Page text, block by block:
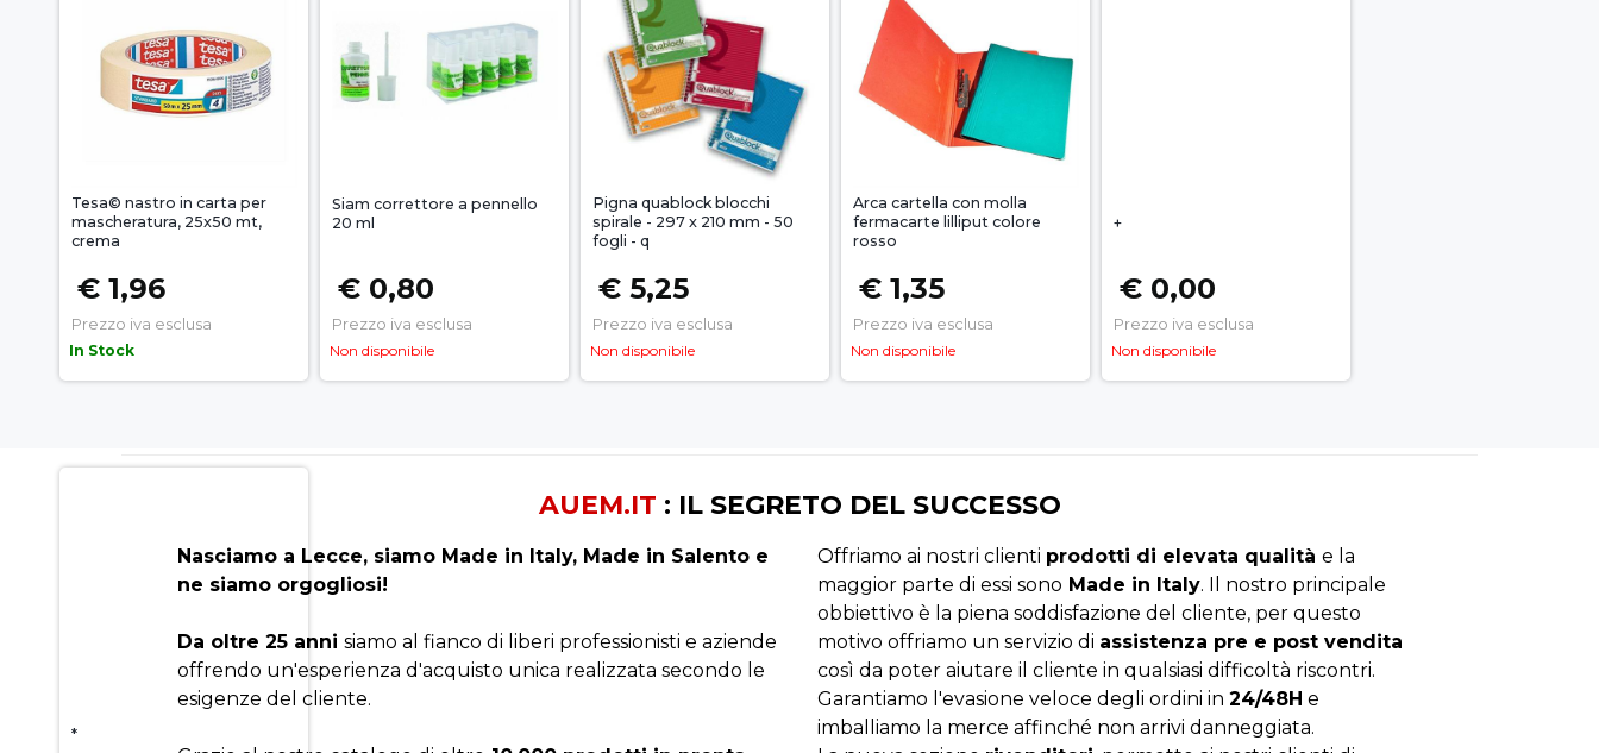
Tesa© nastro in carta per
mascheratura, 25x50 mt,
crema
€ 1,96
Prezzo iva esclusa
In Stock
Siam correttore a pennello
20 ml
€ 0,80
Prezzo iva esclusa
Non disponibile
Pigna quablock blocchi
spirale - 297 x 210 mm - 50
fogli - q
€ 5,25
Prezzo iva esclusa
Non disponibile
Arca cartella con molla
fermacarte lilliput colore
rosso
€ 1,35
Prezzo iva esclusa
Non disponibile
+
€ 0,00
Prezzo iva esclusa
Non disponibile
*
AUEM.IT : IL SEGRETO DEL SUCCESSO
Nasciamo a Lecce, siamo Made in Italy, Made in Salento e
ne siamo orgogliosi!
Da oltre 25 annisiamo al fianco di liberi professionisti e aziende
offrendo un'esperienza d'acquisto unica realizzata secondo le
esigenze del cliente.
Offriamo ai nostri clienti prodotti di elevata qualità e la
maggior parte di essi sono Made in Italy. Il nostro principale
obbiettivo è la piena soddisfazione del cliente, per questo
motivo offriamo un servizio di assistenza pre e post vendita
così da poter aiutare il cliente in qualsiasi difficoltà riscontri.
Garantiamo l'evasione veloce degli ordini in 24/48H e
imballiamo la merce affinché non arrivi danneggiata.